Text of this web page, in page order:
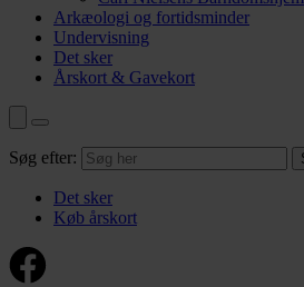
Arkæologi og fortidsminder
Undervisning
Det sker
Årskort & Gavekort
Søg efter:
Det sker
Køb årskort